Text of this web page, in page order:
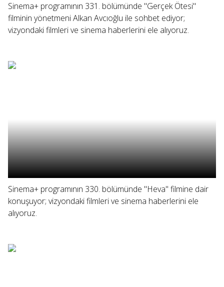
Sinema+ programının 331. bölümünde "Gerçek Ötesi"
filminin yönetmeni Alkan Avcıoğlu ile sohbet ediyor;
vizyondaki filmleri ve sinema haberlerini ele alıyoruz.
Sinema+ programının 330. bölümünde "Heva" filmine dair
konuşuyor; vizyondaki filmleri ve sinema haberlerini ele
alıyoruz.